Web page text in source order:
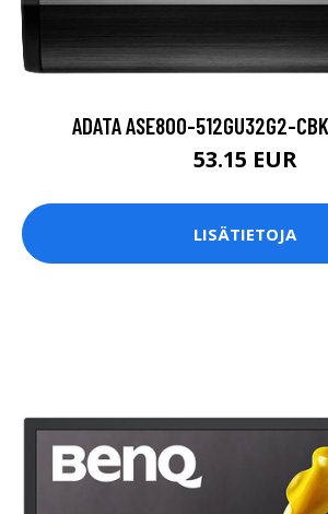
ADATA ASE800-512GU32G2-
53.15 EUR
LISÄTIETOJA